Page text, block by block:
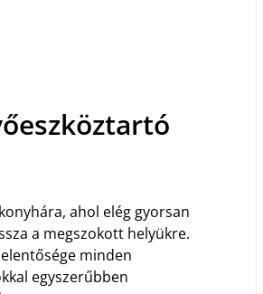
ahol elég gyorsan
a megszokott helyükre.
minden
egyszerűbben